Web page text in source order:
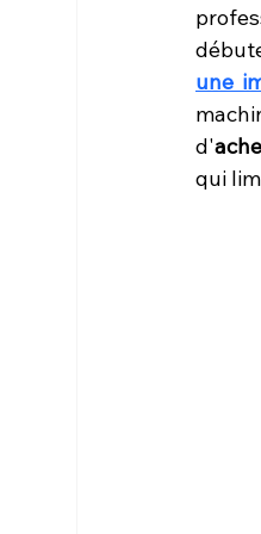
une
d'
qui